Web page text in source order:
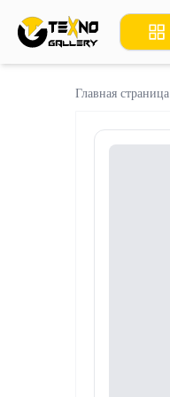
Главная страница